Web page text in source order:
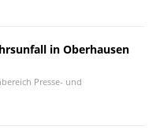
in Oberhausen
Presse- und